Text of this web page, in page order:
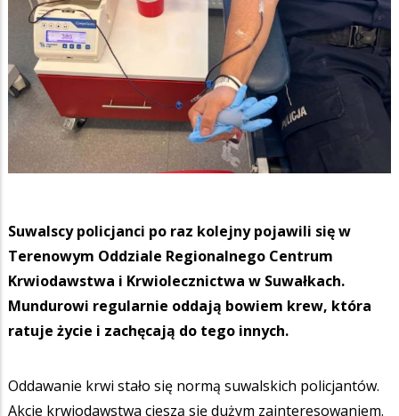
Suwalscy policjanci po raz kolejny pojawili się w
Terenowym Oddziale Regionalnego Centrum
Krwiodawstwa i Krwiolecznictwa w Suwałkach.
Mundurowi regularnie oddają bowiem krew, która
ratuje życie i zachęcają do tego innych.
Oddawanie krwi stało się normą suwalskich policjantów.
Akcje krwiodawstwa cieszą się dużym zainteresowaniem.